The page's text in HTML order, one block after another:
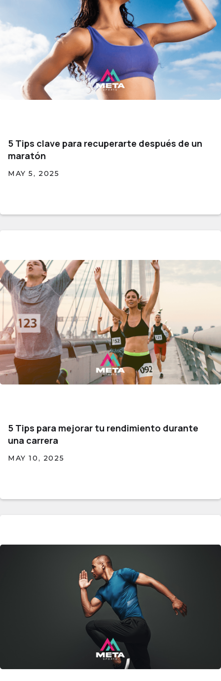
5 Tips clave para recuperarte después de un
maratón
MAY 5, 2025
5 Tips para mejorar tu rendimiento durante
una carrera
MAY 10, 2025